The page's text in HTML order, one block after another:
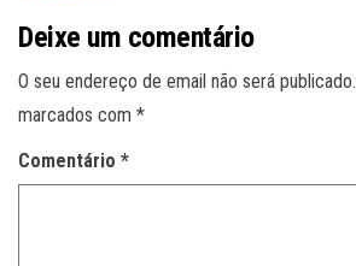
Deixe um comentário
O seu endereço de email não será publicado.
marcados com *
Comentário *